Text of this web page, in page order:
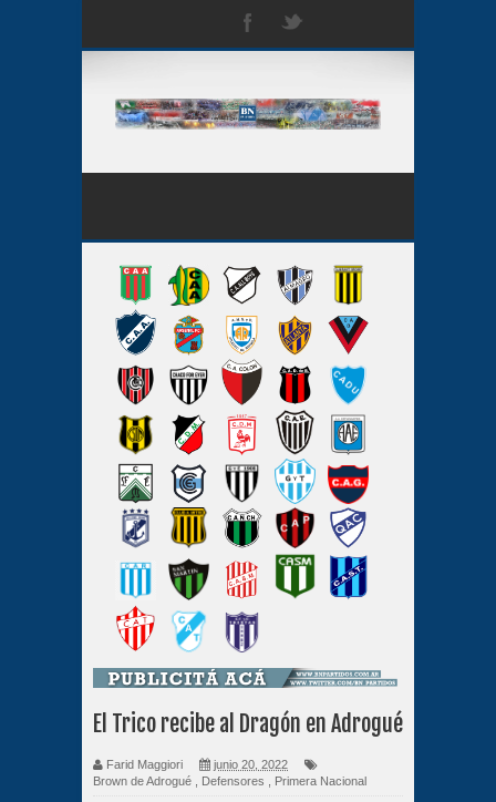
El Trico recibe al Dragón en Adrogué
Farid Maggiori
junio 20, 2022
Brown de Adrogué
Defensores Primera Nacional